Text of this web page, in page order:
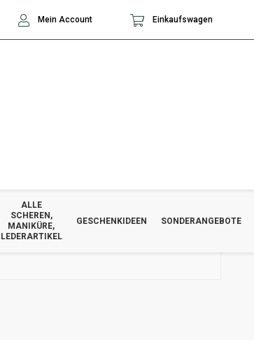
ALLE
SCHEREN,
MANIKÜRE,
LEDERARTIKEL
GESCHENKIDEEN SONDERANGEBOTE
Mein Account Einkaufswagen